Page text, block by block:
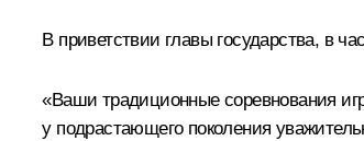
В приветствии главы государства, в
«Ваши традиционные соревнования
у подрастающего поколения